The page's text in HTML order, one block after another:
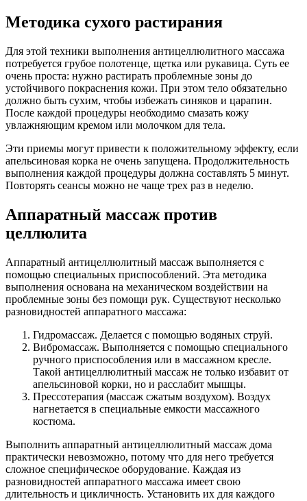
Методика сухого растирания
Для этой техники выполнения антицеллюлитного массажа
потребуется грубое полотенце, щетка или рукавица. Суть ее
очень проста: нужно растирать проблемные зоны до
устойчивого покраснения кожи. При этом тело обязательно
должно быть сухим, чтобы избежать синяков и царапин.
После каждой процедуры необходимо смазать кожу
увлажняющим кремом или молочком для тела.
Эти приемы могут привести к положительному эффекту, если
апельсиновая корка не очень запущена. Продолжительность
выполнения каждой процедуры должна составлять 5 минут.
Повторять сеансы можно не чаще трех раз в неделю.
Аппаратный массаж против
целлюлита
Аппаратный антицеллюлитный массаж выполняется с
помощью специальных приспособлений. Эта методика
выполнения основана на механическом воздействии на
проблемные зоны без помощи рук. Существуют несколько
разновидностей аппаратного массажа:
Гидромассаж. Делается с помощью водяных струй.
Вибромассаж. Выполняется с помощью специального
ручного приспособления или в массажном кресле.
Такой антицеллюлитный массаж не только избавит от
апельсиновой корки, но и расслабит мышцы.
Прессотерапия (массаж сжатым воздухом). Воздух
нагнетается в специальные емкости массажного
костюма.
Выполнить аппаратный антицеллюлитный массаж дома
практически невозможно, потому что для него требуется
сложное специфическое оборудование. Каждая из
разновидностей аппаратного массажа имеет свою
длительность и цикличность. Установить их для каждого